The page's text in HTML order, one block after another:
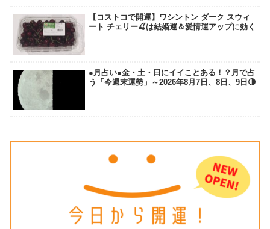
【コストコで開運】ワシントン ダーク スウィ
ート チェリー🍒は結婚運＆愛情運アップに効く
●月占い●金・土・日にイイことある！？月で占
う「今週末運勢」～2026年8月7日、8日、9日🌗